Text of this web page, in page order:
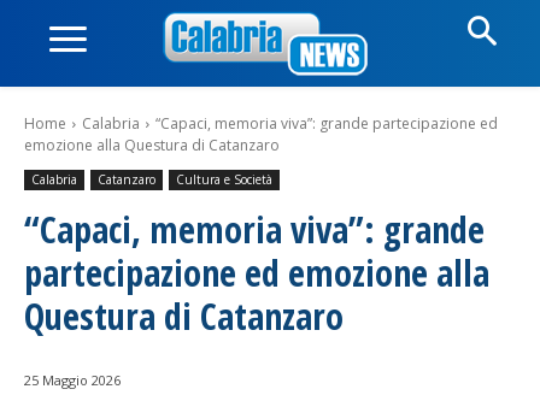
Home Calabria
“Capaci, memoria viva”: grande partecipazione ed
emozione alla Questura di Catanzaro
Calabria Catanzaro Cultura e Società
“Capaci, memoria viva”: grande
partecipazione ed emozione alla
Questura di Catanzaro
25 Maggio 2026